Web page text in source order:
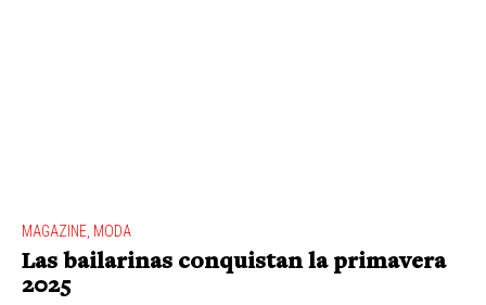
MAGAZINE MODA
Las bailarinas conquistan la primavera
2025